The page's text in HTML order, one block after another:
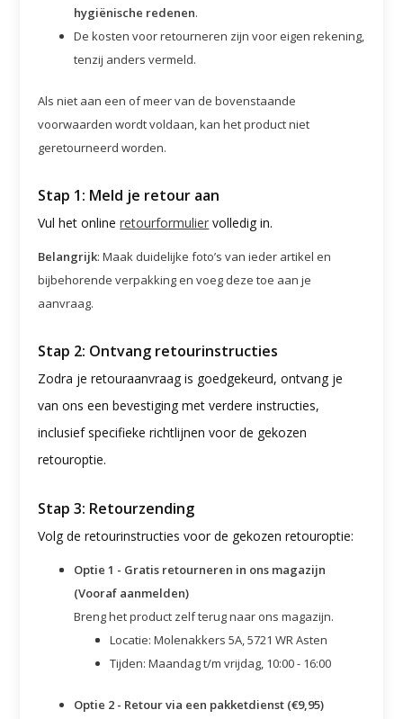
hygiënische redenen.
De kosten voor retourneren zijn voor eigen rekening,
tenzij anders vermeld.
Als niet aan een of meer van de bovenstaande
voorwaarden wordt voldaan, kan het product niet
geretourneerd worden.
Stap 1: Meld je retour aan
Vul het onlineretourformulier volledig in.
Belangrijk: Maak duidelijke foto’s van ieder artikel en
bijbehorende verpakking en voeg deze toe aan je
aanvraag.
Stap 2: Ontvang retourinstructies
Zodra je retouraanvraag is goedgekeurd, ontvang je
van ons een bevestiging met verdere instructies,
inclusief specifieke richtlijnen voor de gekozen
retouroptie.
Stap 3: Retourzending
Volg de retourinstructies voor de gekozen retouroptie:
Optie 1 - Gratis retourneren in ons magazijn
(Vooraf aanmelden)
Breng het product zelf terug naar ons magazijn.
Locatie: Molenakkers 5A, 5721 WR Asten
Tijden: Maandag t/m vrijdag, 10:00 - 16:00
Optie 2 - Retour via een pakketdienst (€9,95)